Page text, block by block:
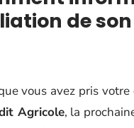
de
vous avez pris votre
Agricole, la